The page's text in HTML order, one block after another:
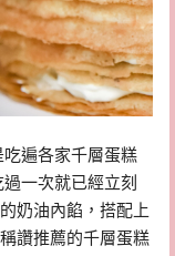
吃遍各家千層蛋糕
一次就已經立刻
奶油內餡，搭配上
讚推薦的千層蛋糕